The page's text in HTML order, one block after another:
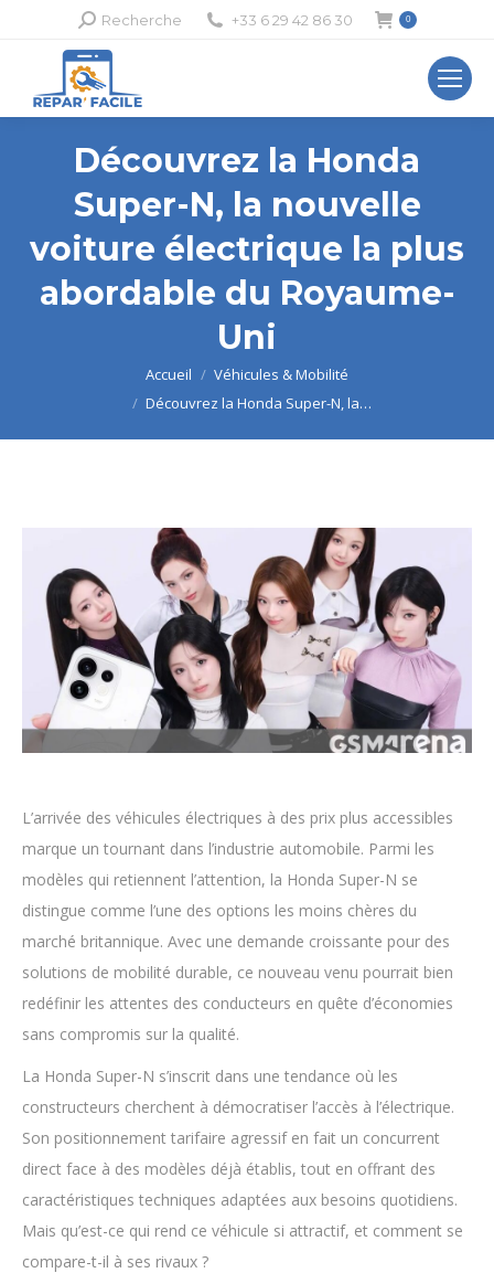
Recherche
Recherche +33 6 29 42 86 30 0
Découvrez la Honda
Super-N, la nouvelle
voiture électrique la plus
abordable du Royaume-
Uni
Accueil
Véhicules & Mobilité
Découvrez la Honda Super-N, la…
L’arrivée des véhicules électriques à des prix plus accessibles
marque un tournant dans l’industrie automobile. Parmi les
modèles qui retiennent l’attention, la Honda Super-N se
distingue comme l’une des options les moins chères du
marché britannique. Avec une demande croissante pour des
solutions de mobilité durable, ce nouveau venu pourrait bien
redéfinir les attentes des conducteurs en quête d’économies
sans compromis sur la qualité.
La Honda Super-N s’inscrit dans une tendance où les
constructeurs cherchent à démocratiser l’accès à l’électrique.
Son positionnement tarifaire agressif en fait un concurrent
direct face à des modèles déjà établis, tout en offrant des
caractéristiques techniques adaptées aux besoins quotidiens.
Mais qu’est-ce qui rend ce véhicule si attractif, et comment se
compare-t-il à ses rivaux ?